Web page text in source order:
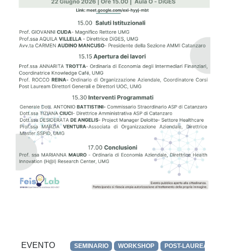
EVENTO SEMINARIO WORKSHOP POST-LAUREAM